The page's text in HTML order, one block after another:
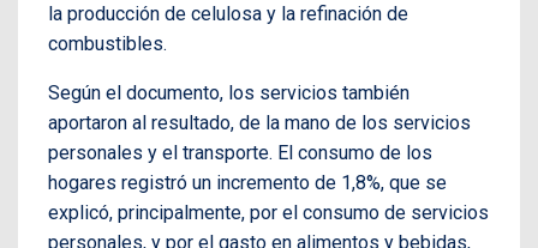
la producción de celulosa y la refinación de
combustibles.
Según el documento, los servicios también
aportaron al resultado, de la mano de los servicios
personales y el transporte. El consumo de los
hogares registró un incremento de 1,8%, que se
explicó, principalmente, por el consumo de servicios
personales, y por el gasto en alimentos y bebidas,